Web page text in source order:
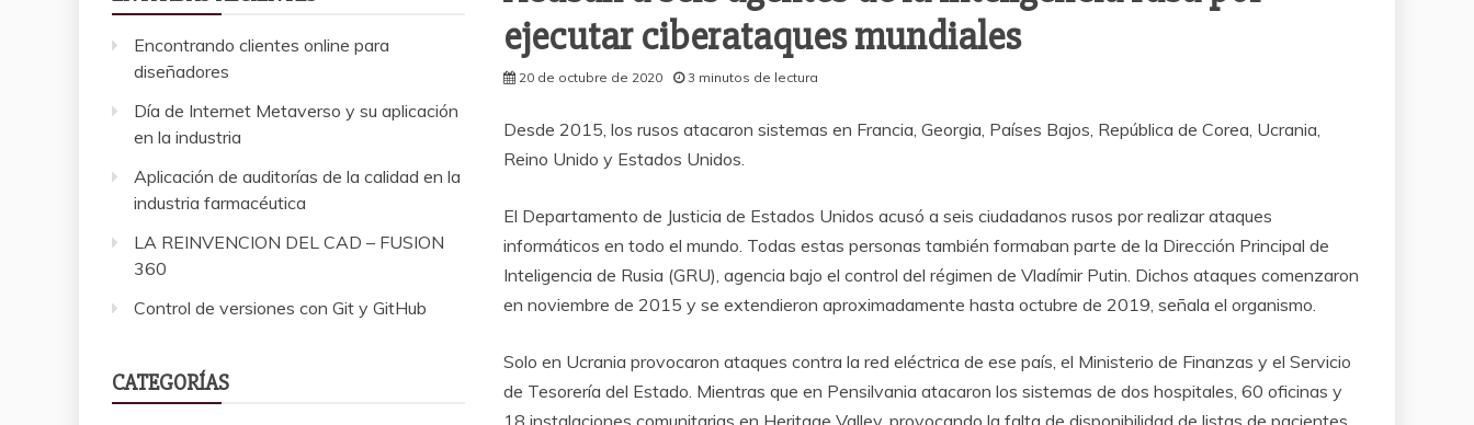
ejecutar ciberataques mundiales
20 de octubre de 2020 3 minutos de lectura
Desde 2015, los rusos atacaron sistemas en Francia, Georgia, Países Bajos, República de Corea, Ucrania,
Reino Unido y Estados Unidos.
El Departamento de Justicia de Estados Unidos acusó a seis ciudadanos rusos por realizar ataques
informáticos en todo el mundo. Todas estas personas también formaban parte de la Dirección Principal de
Inteligencia de Rusia (GRU), agencia bajo el control del régimen de Vladímir Putin. Dichos ataques comenzaron
en noviembre de 2015 y se extendieron aproximadamente hasta octubre de 2019, señala el organismo.
Solo en Ucrania provocaron ataques contra la red eléctrica de ese país, el Ministerio de Finanzas y el Servicio
de Tesorería del Estado. Mientras que en Pensilvania atacaron los sistemas de dos hospitales, 60 oficinas y
18 instalaciones comunitarias en Heritage Valley, provocando la falta de disponibilidad de listas de pacientes,
Encontrando clientes online para
diseñadores
Día de Internet Metaverso y su aplicación
en la industria
Aplicación de auditorías de la calidad en la
industria farmacéutica
LA REINVENCION DEL CAD – FUSION
360
Control de versiones con Git y GitHub
CATEGORÍAS